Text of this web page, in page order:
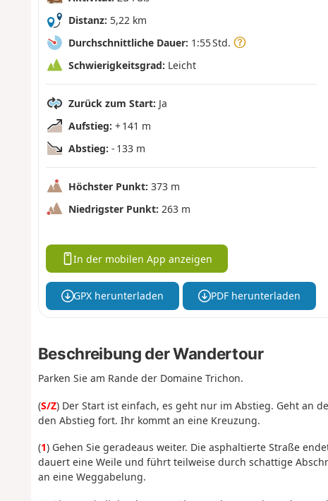
Distanz: 5,22 km
Durchschnittliche Dauer: 1:55 Std.
Schwierigkeitsgrad: Leicht
Zurück zum Start: Ja
Aufstieg: + 141 m
Abstieg: - 133 m
Höchster Punkt: 373 m
Niedrigster Punkt: 263 m
In der mobilen App anzeigen
GPX herunterladen PDF herunterladen
Beschreibung der Wandertour
Parken Sie am Rande der Domaine Trichon.
(S/Z) Der Start ist einfach, es geht nur im Abstieg. Geht an
den Abstieg fort. Ihr kommt an eine Kreuzung.
(1) Gehen Sie geradeaus weiter. Die asphaltierte Straße
dauert eine Weile und führt teilweise durch schattige
an eine Weggabelung.